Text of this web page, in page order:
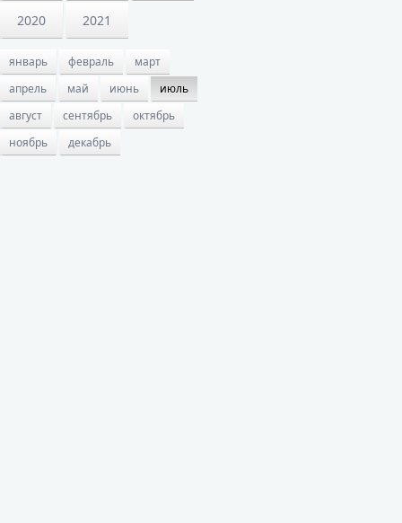
2020 2021
январь февраль
март
апрель
май июнь
июль
август
сентябрь
октябрь
ноябрь
декабрь